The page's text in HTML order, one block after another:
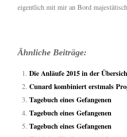
eigentlich mit mir an Bord
Ähnliche Beiträge:
Die Anläufe 2015 in der
Cunard kombiniert erstmals
Tagebuch eines Gefangenen
Tagebuch eines Gefangenen
Tagebuch eines Gefangenen